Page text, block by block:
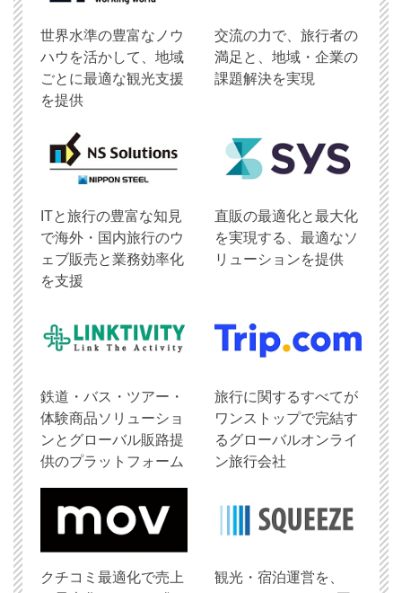
世界水準の豊富なノウ
ハウを活かして、地域
ごとに最適な観光支援
を提供
交流の力で、旅行者の
満足と、地域・企業の
課題解決を実現
ITと旅行の豊富な知見
で海外・国内旅行のウ
ェブ販売と業務効率化
を支援
直販の最適化と最大化
を実現する、最適なソ
リューションを提供
鉄道・バス・ツアー・
体験商品ソリューショ
ンとグローバル販路提
供のプラットフォーム
旅行に関するすべてが
ワンストップで完結す
るグローバルオンライ
ン旅行会社
クチコミ最適化で売上
観光・宿泊運営を、